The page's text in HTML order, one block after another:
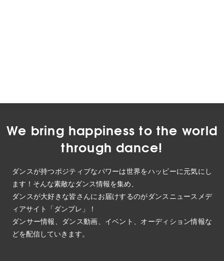
We bring happiness to the world
through dance!
ダンスが持つポジティブなパワーは世界をハッピーに元気にし
ます！そんな素敵なダンス情報を集め、
ダンスが大好きな皆さんにお届けするのがダンスニュースメデ
ィアサイト「ダンプレ」！
ダンサー情報、ダンス動画、イベント、オーディション情報な
どを配信していきます。